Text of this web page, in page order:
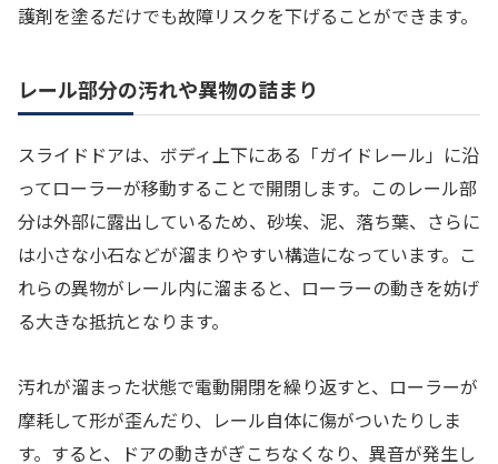
護剤を塗るだけでも故障リスクを下げることができます。
レール部分の汚れや異物の詰まり
スライドドアは、ボディ上下にある「ガイドレール」に沿
ってローラーが移動することで開閉します。このレール部
分は外部に露出しているため、砂埃、泥、落ち葉、さらに
は小さな小石などが溜まりやすい構造になっています。こ
れらの異物がレール内に溜まると、ローラーの動きを妨げ
る大きな抵抗となります。
汚れが溜まった状態で電動開閉を繰り返すと、ローラーが
摩耗して形が歪んだり、レール自体に傷がついたりしま
す。すると、ドアの動きがぎこちなくなり、異音が発生し